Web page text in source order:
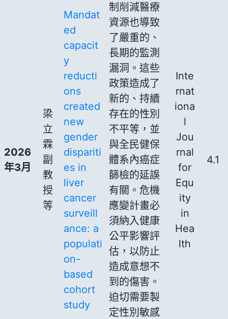
2026
年3月
梁
立
霖
副
教
授
等
Mandat
ed
capacit
y
reducti
ons
created
new
gender
dispariti
es in
liver
cancer
surveill
ance: a
populati
on-
based
cohort
study
制削減醫療
資源也導致
了嚴重的、
長期的監測
漏洞。這些
政策造成了
新的、持續
存在的性別
不平等，並
與全民健保
體系內癌症
篩檢的延誤
有關。危機
應變計畫必
須納入健康
公平影響評
估，以防止
造成意想不
到的傷害。
迫切需要製
定性別敏感
Inte
rnat
iona
l
Jou
rnal
for
Equ
ity
in
Hea
lth
4.1